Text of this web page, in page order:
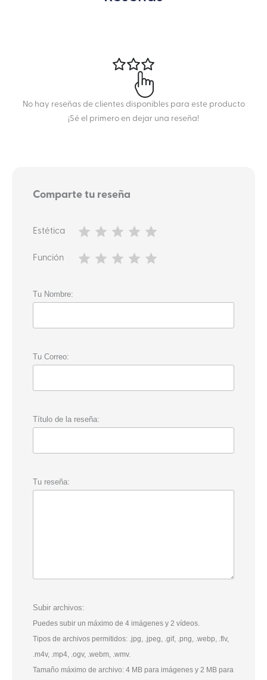
No hay reseñas de clientes disponibles para este producto
¡Sé el primero en dejar una reseña!
Comparte tu reseña
Estética
Función
Tu Nombre:
Tu Correo:
Título de la reseña:
Tu reseña:
Subir archivos:
Puedes subir un máximo de 4 imágenes y 2 vídeos.
Tipos de archivos permitidos: .jpg, .jpeg, .gif, .png, .webp, .flv,
.m4v, .mp4, .ogv, .webm, .wmv.
Tamaño máximo de archivo: 4 MB para imágenes y 2 MB para